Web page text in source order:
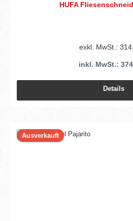
HUFA
exkl. MwSt.:
inkl. MwSt.:
Details
Ausverkauft